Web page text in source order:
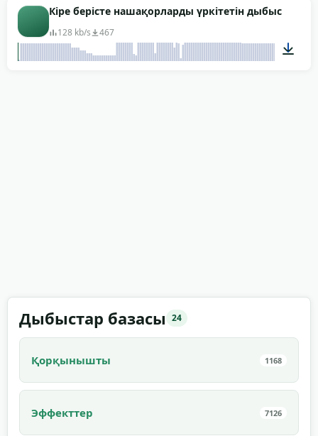
00:30
Кіре берісте нашақорларды үркітетін дыбыс
128 kb/s 467
Дыбыстар базасы 24
Қорқынышты 1168
Эффекттер 7126